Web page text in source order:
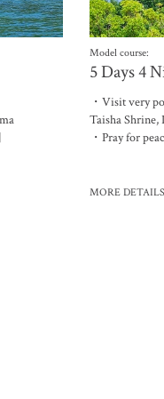
Model course:
5 Days 4
・Visit very
Taisha
・Pray for
MORE DETAILS